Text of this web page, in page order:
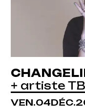
+ artiste
VENDREDI
VEN.04DÉC.